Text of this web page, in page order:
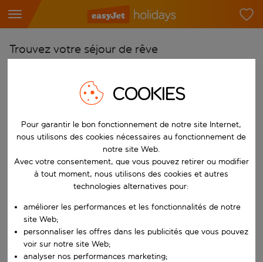
Trouvez votre séjour de rêve
Choisissez votre aéroport
Commencez à taper pour la saisie automatique. Lorsque les
Choisissez votre destination
Choisissez une date de départ et une date de retour.
Choisissez vos dates
Quand
Rechercher
COOKIES
Pour garantir le bon fonctionnement de notre site Internet,
nous utilisons des cookies nécessaires au fonctionnement de
notre site Web.
Avec votre consentement, que vous pouvez retirer ou modifier
à tout moment, nous utilisons des cookies et autres
technologies alternatives pour:
améliorer les performances et les fonctionnalités de notre
site Web;
personnaliser les offres dans les publicités que vous pouvez
voir sur notre site Web;
analyser nos performances marketing;